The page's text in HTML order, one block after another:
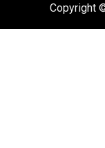
Copyright